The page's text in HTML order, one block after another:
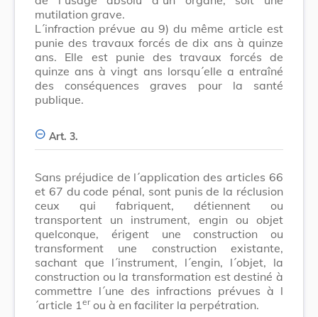
mutilation grave.
L´infraction prévue au 9) du même article est
punie des travaux forcés de dix ans à quinze
ans. Elle est punie des travaux forcés de
quinze ans à vingt ans lorsqu´elle a entraîné
des conséquences graves pour la santé
publique.
Art. 3.
Sans préjudice de l´application des articles 66
et 67 du code pénal, sont punis de la réclusion
ceux qui fabriquent, détiennent ou
transportent un instrument, engin ou objet
quelconque, érigent une construction ou
transforment une construction existante,
sachant que l´instrument, l´engin, l´objet, la
construction ou la transformation est destiné à
commettre l´une des infractions prévues à l
´article 1 erou à en faciliter la perpétration.